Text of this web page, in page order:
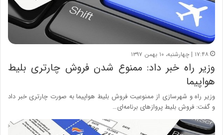
۱۷:۴۸ | چهارشنبه، ۱۰ بهمن ۱۳۹۷
وزیر راه خبر داد: ممنوع شدن فروش چارتری بلیط
هواپیما
وزیر راه و شهرسازی از ممنوعیت فروش بلیط هواپیما به صورت چارتری خبر داد
و گفت: فروش بلیط‌ پروازهای برنامه‌ای…